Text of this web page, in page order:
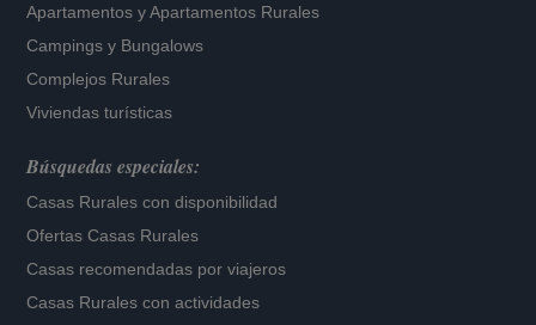
Apartamentos yApartamentos Rurales
Campings y Bungalows
Complejos Rurales
Viviendas turísticas
Búsquedas especiales:
Casas Rurales con disponibilidad
Ofertas Casas Rurales
Casas recomendadas por viajeros
Casas Rurales con actividades